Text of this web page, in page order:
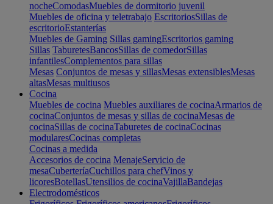
nocheComodasMuebles de dormitorio juvenil
Muebles de oficina y teletrabajo EscritoriosSillas de
escritorioEstanterías
Muebles de Gaming Sillas gamingEscritorios gaming
Sillas TaburetesBancosSillas de comedorSillas
infantilesComplementos para sillas
Mesas Conjuntos de mesas y sillasMesas extensiblesMesas
altasMesas multiusos
Cocina
Muebles de cocina Muebles auxiliares de cocinaArmarios de
cocinaConjuntos de mesas y sillas de cocinaMesas de
cocinaSillas de cocinaTaburetes de cocinaCocinas
modularesCocinas completas
Cocinas a medida
Accesorios de cocina MenajeServicio de
mesaCuberteríaCuchillos para chefVinos y
licoresBotellasUtensilios de cocinaVajillaBandejas
Electrodomésticos